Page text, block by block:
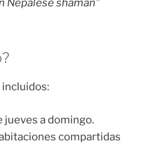
incluidos:
jueves a domingo.
compartidas